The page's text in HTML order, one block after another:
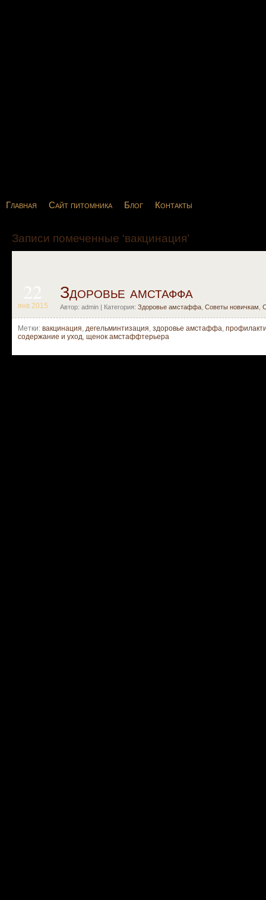
Главная Сайт питомника Блог Контакты
Записи помеченные ‘вакцинация’
янв 2015
Здоровье амстаффа
Автор: admin | Категория: Здоровье амстаффа Советы новичкам
Метки: вакцинация, дегельминтизация, здоровье амстаффа,
содержание и уход, щенок амстаффтерьера